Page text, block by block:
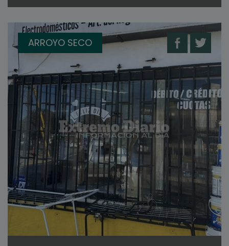
ARROYO SECO